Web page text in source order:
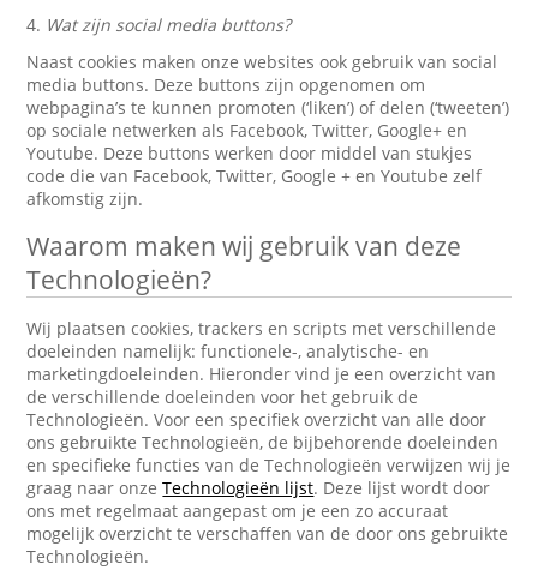
4. Wat zijn social media buttons?
Naast cookies maken onze websites ook gebruik van social
media buttons. Deze buttons zijn opgenomen om
webpagina’s te kunnen promoten (‘liken’) of delen (‘tweeten’)
op sociale netwerken als Facebook, Twitter, Google+ en
Youtube. Deze buttons werken door middel van stukjes
code die van Facebook, Twitter, Google + en Youtube zelf
afkomstig zijn.
Waarom maken wij gebruik van deze
Technologieën?
Wij plaatsen cookies, trackers en scripts met verschillende
doeleinden namelijk: functionele-, analytische- en
marketingdoeleinden. Hieronder vind je een overzicht van
de verschillende doeleinden voor het gebruik de
Technologieën. Voor een specifiek overzicht van alle door
ons gebruikte Technologieën, de bijbehorende doeleinden
en specifieke functies van de Technologieën verwijzen wij je
graag naar onzeTechnologieën lijst. Deze lijst wordt door
ons met regelmaat aangepast om je een zo accuraat
mogelijk overzicht te verschaffen van de door ons gebruikte
Technologieën.